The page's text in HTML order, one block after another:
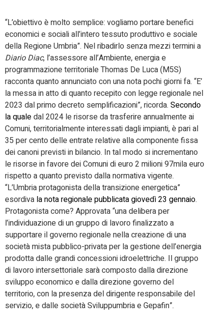
“L’obiettivo è molto semplice: vogliamo portare benefici
economici e sociali all’intero tessuto produttivo e sociale
della Regione Umbria”. Nel ribadirlo senza mezzi termini a
Diario Diac, l’assessore all’Ambiente, energia e
programmazione territoriale Thomas De Luca (M5S)
racconta quanto annunciato con una nota pochi giorni fa. “E’
la messa in atto di quanto recepito con legge regionale nel
2023 dal primo decreto semplificazioni”, ricorda. Secondo
la qualedal 2024 le risorse da trasferire annualmente ai
Comuni, territorialmente interessati dagli impianti, è pari al
35 per cento delle entrate relative alla componente fissa
dei canoni previsti in bilancio. In tal modo si incrementano
le risorse in favore dei Comuni di euro 2 milioni 97mila euro
rispetto a quanto previsto dalla normativa vigente.
“L’Umbria protagonista della transizione energetica”
esordiva la nota regionale pubblicata giovedì 23 gennaio.
Protagonista come? Approvata “una delibera per
l’individuazione di un gruppo di lavoro finalizzato a
supportare il governo regionale nella creazione di una
società mista pubblico-privata per la gestione dell’energia
prodotta dalle grandi concessioni idroelettriche. Il gruppo
di lavoro intersettoriale sarà composto dalla direzione
sviluppo economico e dalla direzione governo del
territorio, con la presenza del dirigente responsabile del
servizio, e dalle società Sviluppumbria e Gepafin”.